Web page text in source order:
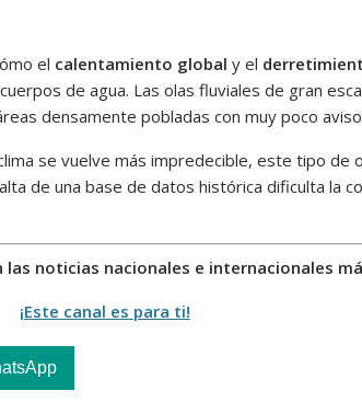
el calentamiento global y el
de agua. Las olas fluviales de gran
densamente pobladas con muy poco
se vuelve más impredecible, este tipo de
de una base de datos histórica dificulta la
las noticias nacionales e internacionales
¡Este canal es para ti!